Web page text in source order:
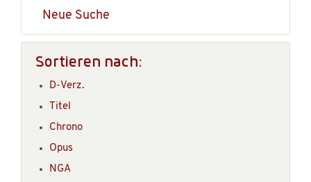
Neue Suche
Sortieren nach:
D-Verz.
Titel
Chrono
Opus
NGA